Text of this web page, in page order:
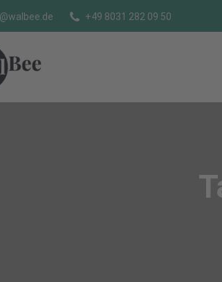
+49 8031 282 09 50